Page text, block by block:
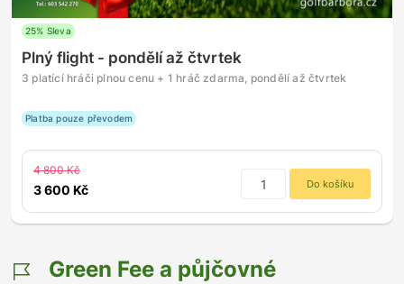
25% Sleva
Plný flight - pondělí až čtvrtek
3 platící hráči plnou cenu + 1 hráč zdarma, pondělí až čtvrtek
Platba pouze převodem
4 800 Kč
3 600 Kč Do košíku
Green Fee a půjčovné